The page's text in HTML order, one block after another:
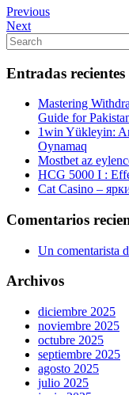
Navegación
de
entradas
Previous
Post
Previous
Next
Post
Next
Search
for:
Entradas recientes
Mastering
Guide for
1win Yükleyin:
Oynamaq
Mostbet az
HCG 5000 I :
Cat Casino –
Comentarios
Un comentarista
Archivos
diciembre 2025
noviembre 2025
octubre 2025
septiembre 2025
agosto 2025
julio 2025